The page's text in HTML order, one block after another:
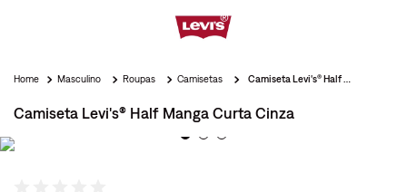
Masculino Roupas Camisetas
Camiseta Levi's® Half Manga Curta Cinza